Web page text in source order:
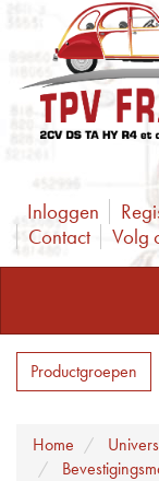
Inloggen
Contact
Volg
Productgroepen
Home